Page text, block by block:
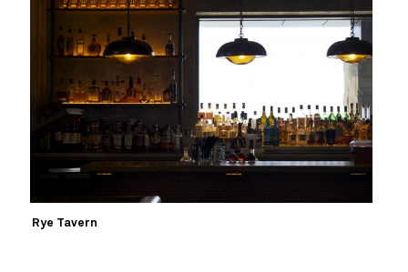
Rye Tavern